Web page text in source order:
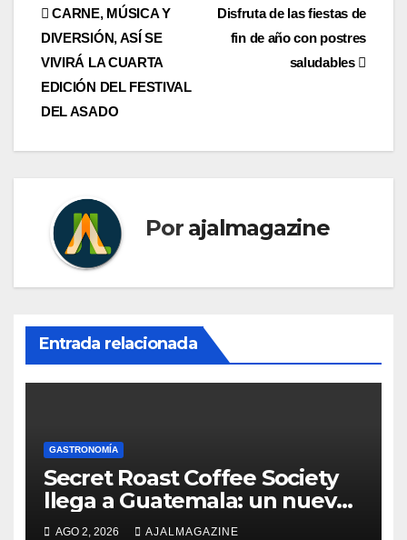
Navegación
de
entradas
Disfruta de las fiestas de
fin de año con postres
saludables
CARNE, MÚSICA Y
DIVERSIÓN, ASÍ SE
VIVIRÁ LA CUARTA
EDICIÓN DEL FESTIVAL
DEL ASADO
Por ajalmagazine
Entrada relacionada
GASTRONOMÍA
Secret Roast Coffee Society
llega a Guatemala: un nuevo
lugar para conectar alrededor
AGO 2, 2026 AJALMAGAZINE